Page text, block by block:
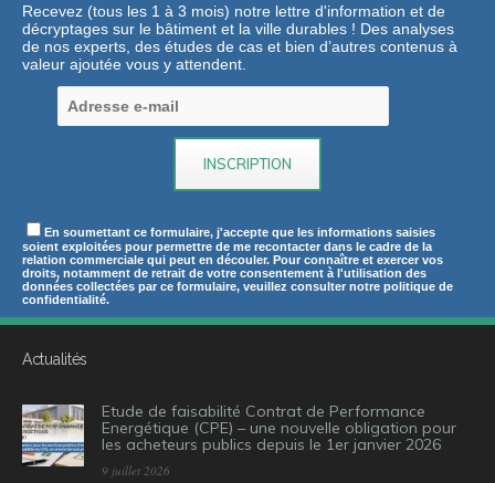
Recevez (tous les 1 à 3 mois) notre lettre d'information et de
décryptages sur le bâtiment et la ville durables ! Des analyses
de nos experts, des études de cas et bien d’autres contenus à
valeur ajoutée vous y attendent.
En soumettant ce formulaire, j'accepte que les informations saisies
soient exploitées pour permettre de me recontacter dans le cadre de la
relation commerciale qui peut en découler. Pour connaître et exercer vos
droits, notamment de retrait de votre consentement à l'utilisation des
données collectées par ce formulaire, veuillez consulter notre politique de
confidentialité.
Actualités
Etude de faisabilité Contrat de Performance
Energétique (CPE) – une nouvelle obligation pour
les acheteurs publics depuis le 1er janvier 2026
9 juillet 2026